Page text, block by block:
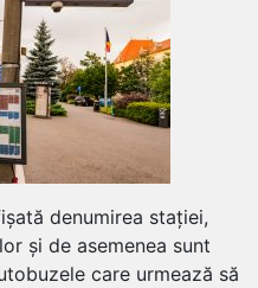
denumirea stației,
și de asemenea sunt
care urmează să